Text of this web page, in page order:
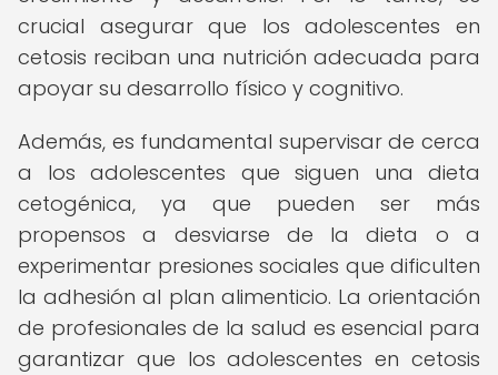
crucial asegurar que los adolescentes en
cetosis reciban una nutrición adecuada para
apoyar su desarrollo físico y cognitivo.
Además, es fundamental supervisar de cerca
a los adolescentes que siguen una dieta
cetogénica, ya que pueden ser más
propensos a desviarse de la dieta o a
experimentar presiones sociales que dificulten
la adhesión al plan alimenticio. La orientación
de profesionales de la salud es esencial para
garantizar que los adolescentes en cetosis